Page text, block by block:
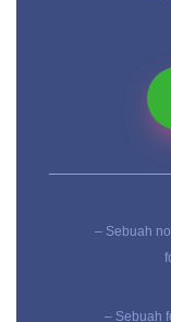
– Sebuah
– Sebuah